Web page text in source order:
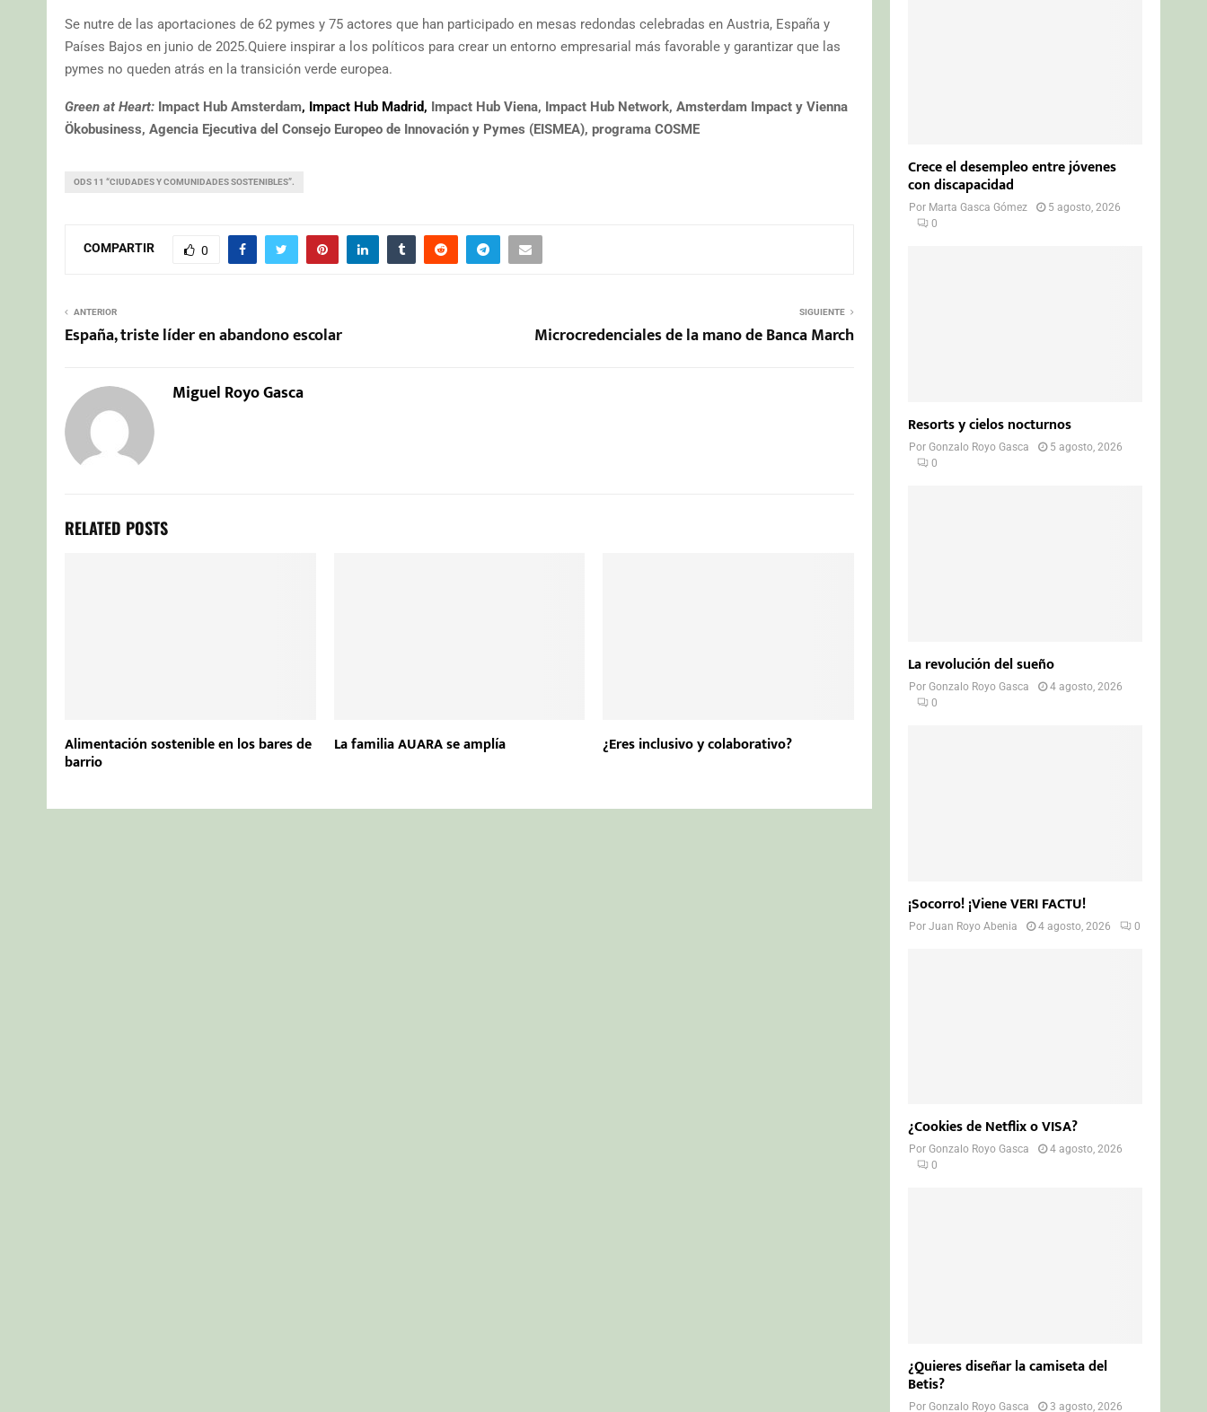
Se nutre de las aportaciones de 62 pymes y 75 actores que han participado en mesas redondas celebradas en Austria, España y
Países Bajos en junio de 2025.Quiere inspirar a los políticos para crear un entorno empresarial más favorable y garantizar que las
pymes no queden atrás en la transición verde europea.
Green at Heart: Impact Hub Amsterdam, Impact Hub Madrid, Impact Hub Viena, Impact Hub Network, Amsterdam Impact y Vienna
Ökobusiness, Agencia Ejecutiva del Consejo Europeo de Innovación y Pymes (EISMEA), programa COSME
ODS 11 “CIUDADES Y COMUNIDADES SOSTENIBLES”.
COMPARTIR 0
ANTERIOR
España, triste líder en abandono escolar
SIGUIENTE
Microcredenciales de la mano de Banca March
Miguel Royo Gasca
RELATED POSTS
Alimentación sostenible en los bares de
barrio
La familia AUARA se amplía ¿Eres inclusivo y colaborativo?
Crece el desempleo entre jóvenes
con discapacidad
Por Marta Gasca Gómez
5 agosto, 2026
0
Resorts y cielos nocturnos
PorGonzalo Royo Gasca
5 agosto, 2026
0
La revolución del sueño
PorGonzalo Royo Gasca
4 agosto, 2026
0
¡Socorro! ¡Viene VERI FACTU!
PorJuan Royo Abenia 4 agosto, 2026 0
¿Cookies de Netflix o VISA?
PorGonzalo Royo Gasca
4 agosto, 2026
0
¿Quieres diseñar la camiseta del
Betis?
PorGonzalo Royo Gasca 3 agosto, 2026